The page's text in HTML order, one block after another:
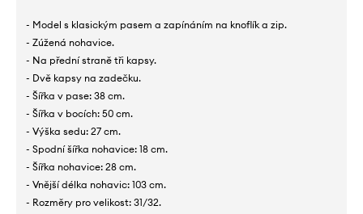
- Model s klasickým pasem a zapínáním na knoflík a zip.
- Zúžená nohavice.
- Na přední straně tři kapsy.
- Dvě kapsy na zadečku.
- Šířka v pase: 38 cm.
- Šířka v bocích: 50 cm.
- Výška sedu: 27 cm.
- Spodní šířka nohavice: 18 cm.
- Šířka nohavice: 28 cm.
- Vnější délka nohavic: 103 cm.
- Rozměry pro velikost: 31/32.